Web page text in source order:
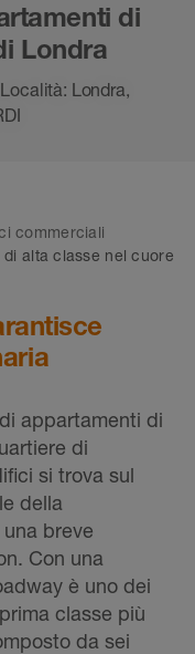
di
Londra
Londra,
commerciali
alta classe nel cuore
appartamenti di
di
si trova sul
della
breve
Con una
è uno dei
classe più
da sei